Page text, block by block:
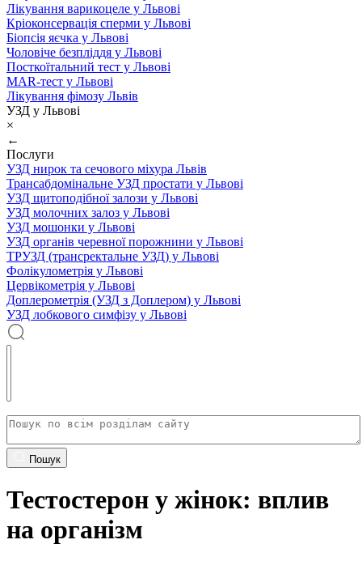
Лікування варикоцеле у Львові
Кріоконсервація сперми у Львові
Біопсія яєчка у Львові
Чоловіче безпліддя у Львові
Посткоїтальний тест у Львові
MAR-тест у Львові
Лікування фімозу Львів
УЗД у Львові
×
←
Послуги
УЗД нирок та сечового міхура Львів
Трансабдомінальне УЗД простати у Львові
УЗД щитоподібної залози у Львові
УЗД молочних залоз у Львові
УЗД мошонки у Львові
УЗД органів черевної порожнини у Львові
ТРУЗД (трансректальне УЗД) у Львові
Фолікулометрія у Львові
Цервікометрія у Львові
Доплерометрія (УЗД з Доплером) у Львові
УЗД лобкового симфізу у Львові
Пошук
Тестостерон у жінок: вплив
на організм